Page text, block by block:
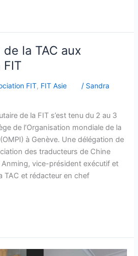
la TAC aux
FIT, FIT Asie / Sandra
de la FIT s’est tenu du 2 au 3
de l’Organisation mondiale de la
à Genève. Une délégation de
des traducteurs de Chine
Anming, vice-président exécutif et
TAC et rédacteur en chef